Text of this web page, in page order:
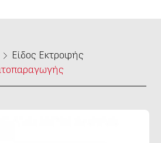
Είδος Εκτροφής